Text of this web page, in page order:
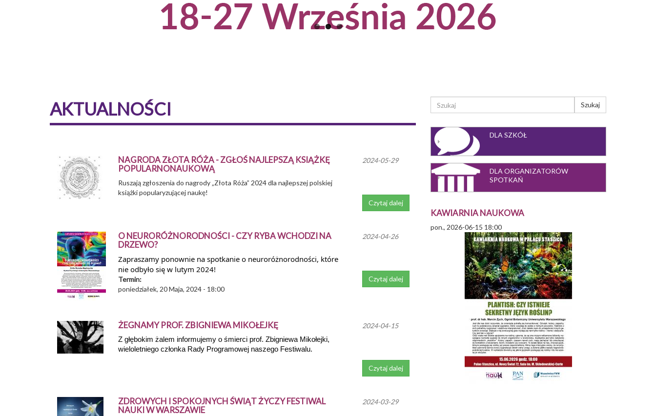
AKTUALNOŚCI
NAGRODA ZŁOTA RÓŻA - ZGŁOŚ NAJLEPSZĄ KSIĄŻKĘ
POPULARNONAUKOWĄ
Ruszają zgłoszenia do nagrody „Złota Róża” 2024 dla najlepszej polskiej
książki popularyzującej naukę!
2024-05-29
Czytaj dalej
O NEURORÓŻNORODNOŚCI - CZY RYBA WCHODZI NA
DRZEWO?
Zapraszamy ponownie na spotkanie o neuroróżnorodności, które
nie odbyło się w lutym 2024!
Termin:
poniedziałek, 20 Maja, 2024 - 18:00
2024-04-26
Czytaj dalej
ŻEGNAMY PROF. ZBIGNIEWA MIKOŁEJKĘ
Z głębokim żalem informujemy o śmierci prof. Zbigniewa Mikołejki,
wieloletniego członka Rady Programowej naszego Festiwalu.
2024-04-15
Czytaj dalej
ZDROWYCH I SPOKOJNYCH ŚWIĄT ŻYCZY FESTIWAL
NAUKI W WARSZAWIE
2024-03-29
FORMULARZ
WYSZUKIWANIA
Szukaj
DLA SZKÓŁ
DLA ORGANIZATORÓW
SPOTKAŃ
KAWIARNIA NAUKOWA
pon., 2026-06-15 18:00